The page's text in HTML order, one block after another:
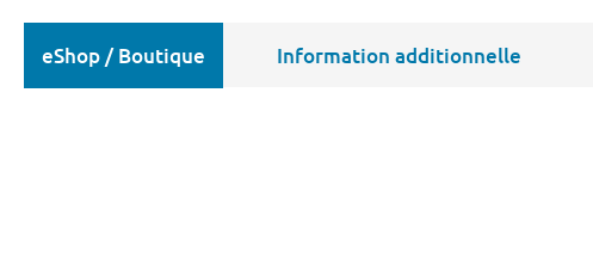
eShop / Boutique Information additionnelle